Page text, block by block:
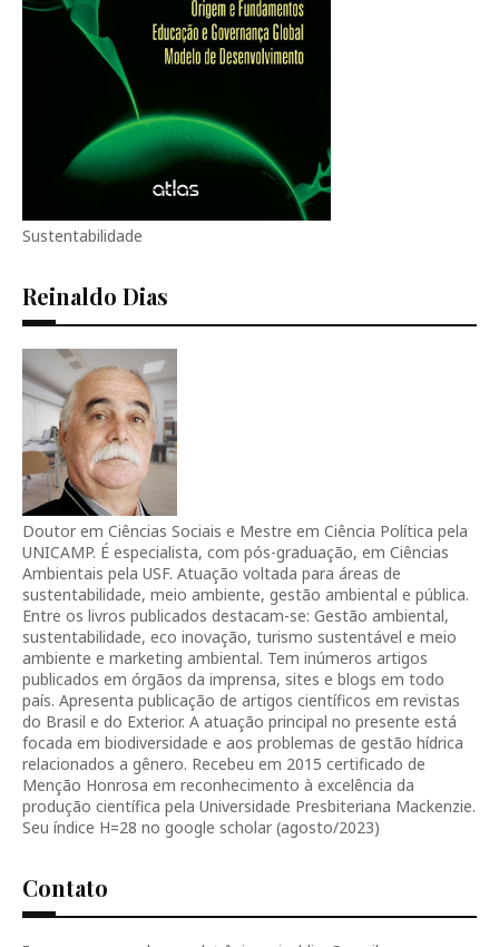
Sustentabilidade
Reinaldo Dias
Doutor em Ciências Sociais e Mestre em Ciência Política pela
UNICAMP. É especialista, com pós-graduação, em Ciências
Ambientais pela USF. Atuação voltada para áreas de
sustentabilidade, meio ambiente, gestão ambiental e pública.
Entre os livros publicados destacam-se: Gestão ambiental,
sustentabilidade, eco inovação, turismo sustentável e meio
ambiente e marketing ambiental. Tem inúmeros artigos
publicados em órgãos da imprensa, sites e blogs em todo
país. Apresenta publicação de artigos científicos em revistas
do Brasil e do Exterior. A atuação principal no presente está
focada em biodiversidade e aos problemas de gestão hídrica
relacionados a gênero. Recebeu em 2015 certificado de
Menção Honrosa em reconhecimento à excelência da
produção científica pela Universidade Presbiteriana Mackenzie.
Seu índice H=28 no google scholar (agosto/2023)
Contato